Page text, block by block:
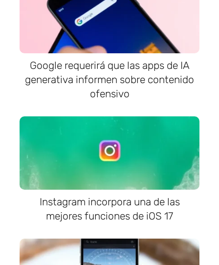
Google requerirá que las apps de IA
generativa informen sobre contenido
ofensivo
Instagram incorpora una de las
mejores funciones de iOS 17